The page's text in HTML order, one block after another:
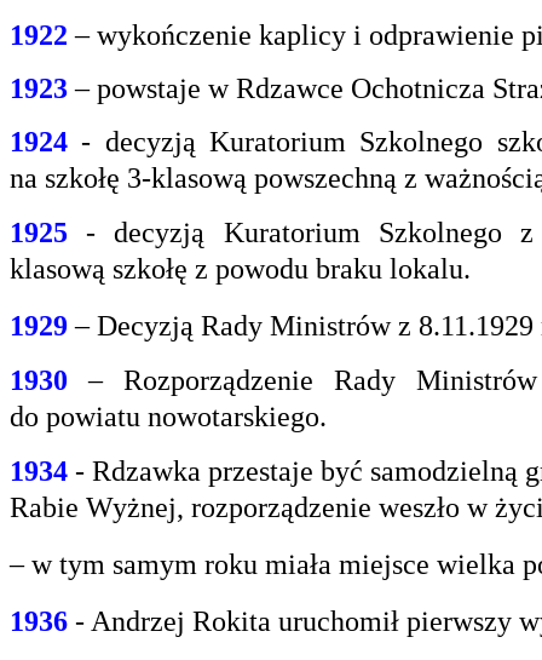
1922 – wykończenie kaplicy i odprawienie
1923– powstaje w Rdzawce Ochotnicza
1924 - decyzją Kuratorium Szkolnego
na szkołę 3-klasową powszechną z
1925 - decyzją Kuratorium Szkolnego
klasową szkołę z powodu braku lokalu.
1929– Decyzją Rady Ministrów z
1930 – Rozporządzenie Rady
do powiatu nowotarskiego.
1934 - Rdzawka przestaje być samodzielną
Rabie Wyżnej, rozporządzenie weszło w
– w tym samym roku miała miejsce wielka
1936 - Andrzej Rokita uruchomił pierwszy